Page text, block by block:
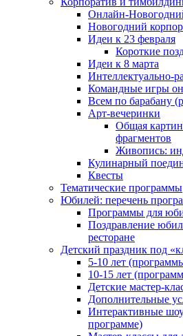
Онлайн-
Новогодний
Идеи к 23 февраля
Короткие
Идеи к 8 марта
Интеллектуально-
Командные игры
Всем по барабану
Арт-вечеринки
Общая
фрагментов
Живопись:
Кулинарный
Квесты
Тематические программы
Юбилей: перечень
Программы для
Поздравление
ресторане
Детский праздник под
5-10 лет
10-15 лет
Детские мастер-
Дополнительные
Интерактивные
программе)